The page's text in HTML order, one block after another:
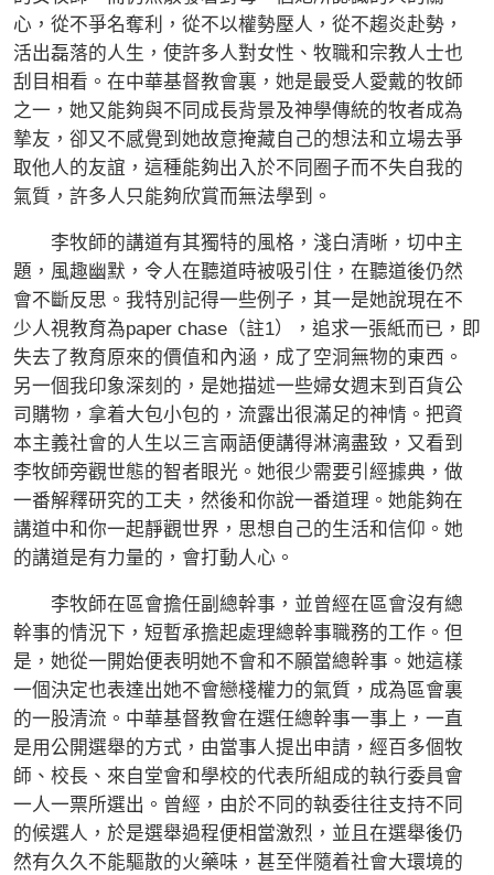
心，從不爭名奪利，從不以權勢壓人，從不趨炎赴勢，
活出磊落的人生，使許多人對女性、牧職和宗教人士也
刮目相看。在中華基督教會裏，她是最受人愛戴的牧師
之一，她又能夠與不同成長背景及神學傳統的牧者成為
摯友，卻又不感覺到她故意掩藏自己的想法和立場去爭
取他人的友誼，這種能夠出入於不同圈子而不失自我的
氣質，許多人只能夠欣賞而無法學到。
李牧師的講道有其獨特的風格，淺白清晰，切中主
題，風趣幽默，令人在聽道時被吸引住，在聽道後仍然
會不斷反思。我特別記得一些例子，其一是她說現在不
少人視教育為paper chase（註1），追求一張紙而已，即
失去了教育原來的價值和內涵，成了空洞無物的東西。
另一個我印象深刻的，是她描述一些婦女週末到百貨公
司購物，拿着大包小包的，流露出很滿足的神情。把資
本主義社會的人生以三言兩語便講得淋漓盡致，又看到
李牧師旁觀世態的智者眼光。她很少需要引經據典，做
一番解釋研究的工夫，然後和你說一番道理。她能夠在
講道中和你一起靜觀世界，思想自己的生活和信仰。她
的講道是有力量的，會打動人心。
李牧師在區會擔任副總幹事，並曾經在區會沒有總
幹事的情況下，短暫承擔起處理總幹事職務的工作。但
是，她從一開始便表明她不會和不願當總幹事。她這樣
一個決定也表達出她不會戀棧權力的氣質，成為區會裏
的一股清流。中華基督教會在選任總幹事一事上，一直
是用公開選舉的方式，由當事人提出申請，經百多個牧
師、校長、來自堂會和學校的代表所組成的執行委員會
一人一票所選出。曾經，由於不同的執委往往支持不同
的候選人，於是選舉過程便相當激烈，並且在選舉後仍
然有久久不能驅散的火藥味，甚至伴隨着社會大環境的